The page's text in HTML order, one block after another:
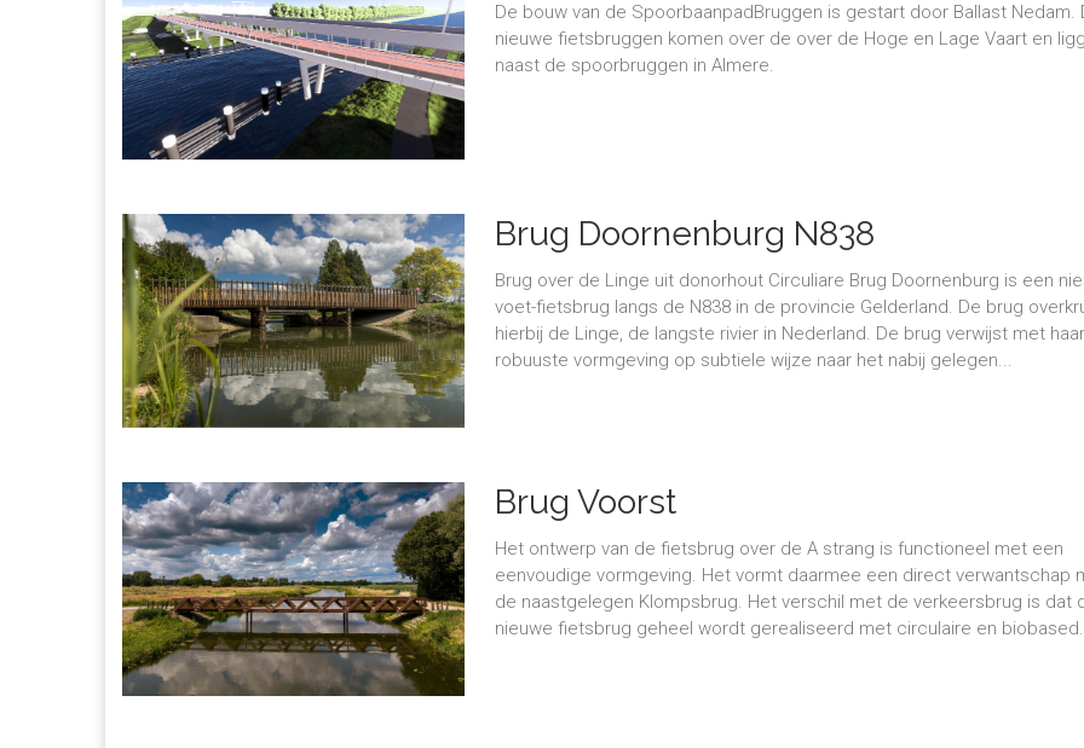
De bouw van de SpoorbaanpadBruggen is gestart door Ballast Nedam.
nieuwe fietsbruggen komen over de over de Hoge en Lage Vaart en
naast de spoorbruggen in Almere.
Brug Doornenburg N838
Brug over de Linge uit donorhout Circuliare Brug Doornenburg is een
voet-fietsbrug langs de N838 in de provincie Gelderland. De brug
hierbij de Linge, de langste rivier in Nederland. De brug verwijst met haar
robuuste vormgeving op subtiele wijze naar het nabij gelegen...
Brug Voorst
Het ontwerp van de fietsbrug over de A strang is functioneel met een
eenvoudige vormgeving. Het vormt daarmee een direct verwantschap
de naastgelegen Klompsbrug. Het verschil met de verkeersbrug is dat
nieuwe fietsbrug geheel wordt gerealiseerd met circulaire en